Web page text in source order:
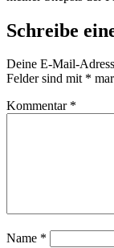
Schreibe
Deine E-Mail-
Felder sind mit *
Kommentar *
Name *